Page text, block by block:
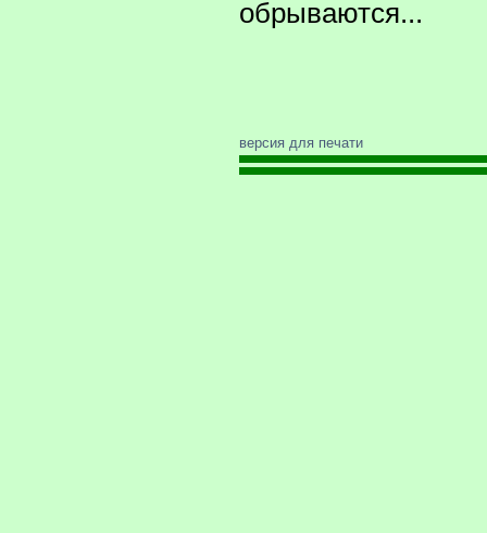
обрываются...
версия для печати